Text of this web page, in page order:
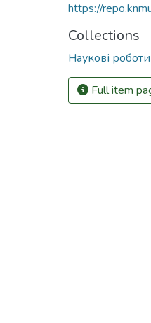
https://
Collections
Наукові
Full item